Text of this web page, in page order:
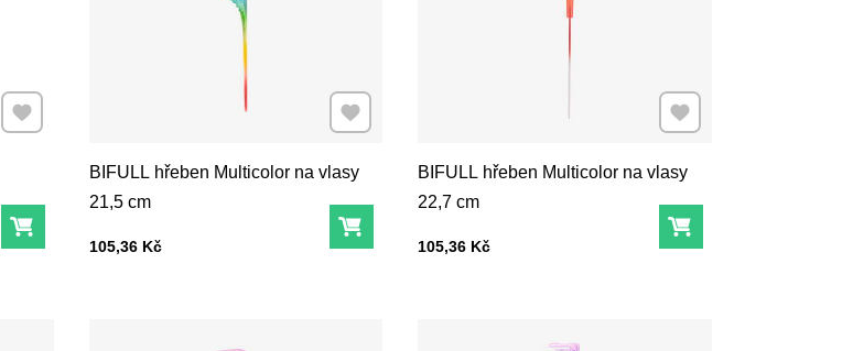
Do košíku
Přidat k Oblíbeným
BIFULL hřeben Multicolor na vlasy
21,5 cm
Cena s DPH
105,36 Kč Do košíku
Přidat k Oblíbeným
BIFULL hřeben Multicolor na vlasy
22,7 cm
Cena s DPH
105,36 Kč Do košíku
Přidat k Oblíbeným